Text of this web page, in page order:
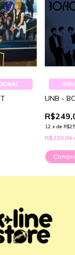
UNB -
12 x de
R$239,04